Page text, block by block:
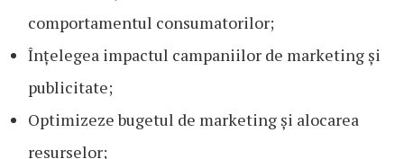
comportamentul consumatorilor;
Înțelegea impactul campaniilor de marketing și
publicitate;
Optimizeze bugetul de marketing și alocarea
resurselor;